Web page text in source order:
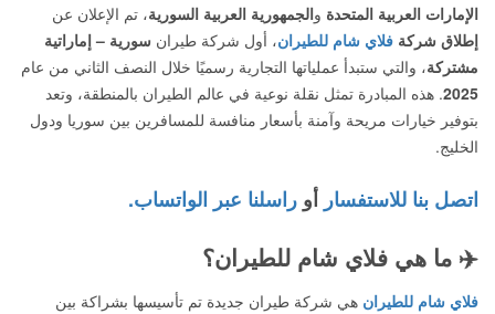
الإمارات العربية المتحدة والجمهورية العربية السورية، تم الإعلان عن
إطلاق شركة فلاي شام للطيران، أول شركة طيران سورية – إماراتية
مشتركة، والتي ستبدأ عملياتها التجارية رسميًا خلال النصف الثاني من عام
2025. هذه المبادرة تمثل نقلة نوعية في عالم الطيران بالمنطقة، وتعد
بتوفير خيارات مريحة وآمنة بأسعار منافسة للمسافرين بين سوريا ودول
الخليج.
اتصل بنا للاستفسار أو راسلنا عبر الواتساب.
✈️ ما هي فلاي شام للطيران؟
فلاي شام للطيران هي شركة طيران جديدة تم تأسيسها بشراكة بين